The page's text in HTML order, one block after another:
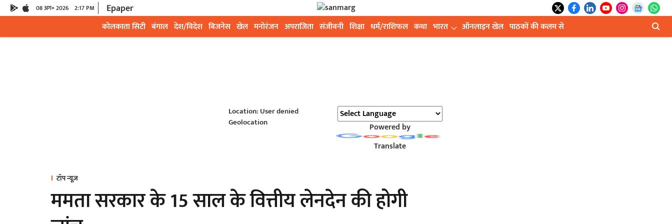
08 अग॰ 2026 2:17 PM Epaper
कोलकाता सिटी बंगाल देश/विदेश बिजनेस खेल मनोरंजन अपराजिता संजीवनी शिक्षा धर्म/राशिफल कथा भारत ऑनलाइन खेल पाठकों की कलम से
Location: User denied
Geolocation
Powered by
Translate
टॉप न्यूज़
ममता सरकार के 15 साल के वित्तीय लेनदेन की होगी